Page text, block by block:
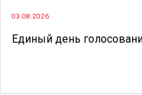
03.08.2026
Единый день